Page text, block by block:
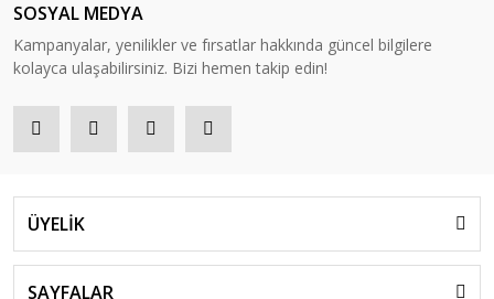
SOSYAL MEDYA
Kampanyalar, yenilikler ve fırsatlar hakkında güncel bilgilere
kolayca ulaşabilirsiniz. Bizi hemen takip edin!
ÜYELİK
SAYFALAR